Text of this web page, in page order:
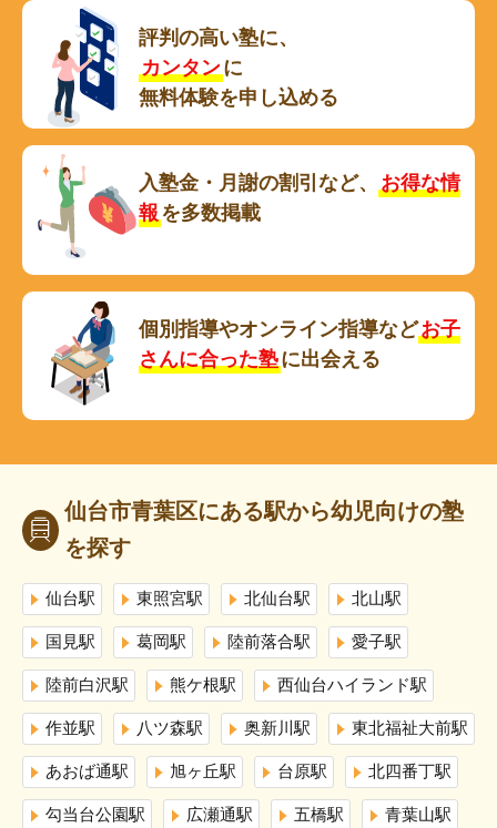
評判の高い塾に、
カンタンに
無料体験を申し込める
入塾金・月謝の割引など、
お得な情
報を多数掲載
個別指導やオンライン指導などお子
さんに合った塾に出会える
仙台市青葉区にある駅から幼児向けの塾
を探す
仙台駅 東照宮駅 北仙台駅 北山駅
国見駅 葛岡駅 陸前落合駅 愛子駅
陸前白沢駅 熊ケ根駅 西仙台ハイランド駅
作並駅 八ツ森駅 奥新川駅 東北福祉大前駅
あおば通駅 旭ヶ丘駅 台原駅 北四番丁駅
勾当台公園駅 広瀬通駅 五橋駅 青葉山駅